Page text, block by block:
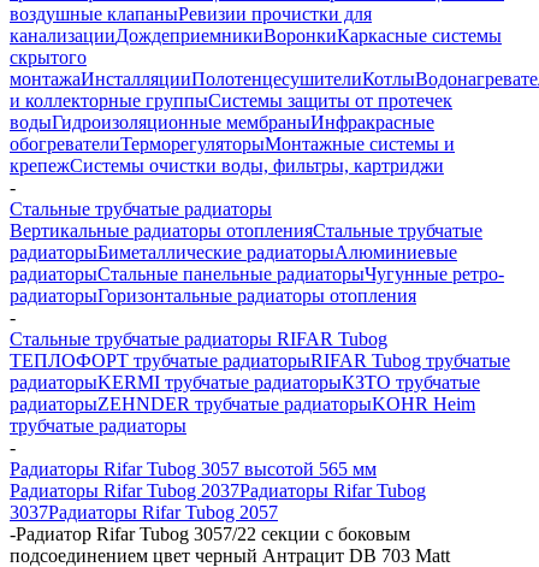
воздушные клапаныРевизии прочистки для
канализацииДождеприемникиВоронкиКаркасные системы
скрытого
монтажаИнсталляцииПолотенцесушителиКотлы
и коллекторные группыСистемы защиты от протечек
водыГидроизоляционные мембраныИнфракрасные
обогревателиТерморегуляторыМонтажные системы и
крепежСистемы очистки воды, фильтры, картриджи
-
Стальные трубчатые радиаторы
Вертикальные радиаторы отопленияСтальные трубчатые
радиаторыБиметаллические радиаторыАлюминиевые
радиаторыСтальные панельные радиаторыЧугунные ретро-
радиаторыГоризонтальные радиаторы отопления
-
Стальные трубчатые радиаторы RIFAR Tubog
ТЕПЛОФОРТ трубчатые радиаторыRIFAR Tubog трубчатые
радиаторыKERMI трубчатые радиаторыКЗТО трубчатые
радиаторыZEHNDER трубчатые радиаторыKOHR Heim
трубчатые радиаторы
-
Радиаторы Rifar Tubog 3057 высотой 565 мм
Радиаторы Rifar Tubog 2037Радиаторы Rifar Tubog
3037Радиаторы Rifar Tubog 2057
-Радиатор Rifar Tubog 3057/22 секции с боковым
подсоединением цвет черный Антрацит DB 703 Matt